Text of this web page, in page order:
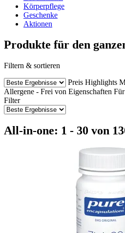
Körperpflege
Geschenke
Aktionen
Produkte für den
Filtern & sortieren
Preis Highlights
Allergene - Frei von Eigenschaften
Filter
All-in-one: 1 - 30 von